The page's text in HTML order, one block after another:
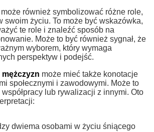
może również symbolizować różne role,
swoim życiu. To może być wskazówka,
te role i znaleźć sposób na
Może to być również sygnał, że
wyborem, który wymaga
perspektyw i podejść.
może mieć także konotacje
społecznymi i zawodowymi. Może to
lub rywalizacji z innymi. Oto
dwiema osobami w życiu śniącego